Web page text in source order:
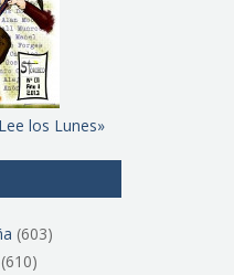
los Lunes»
(603)
(610)